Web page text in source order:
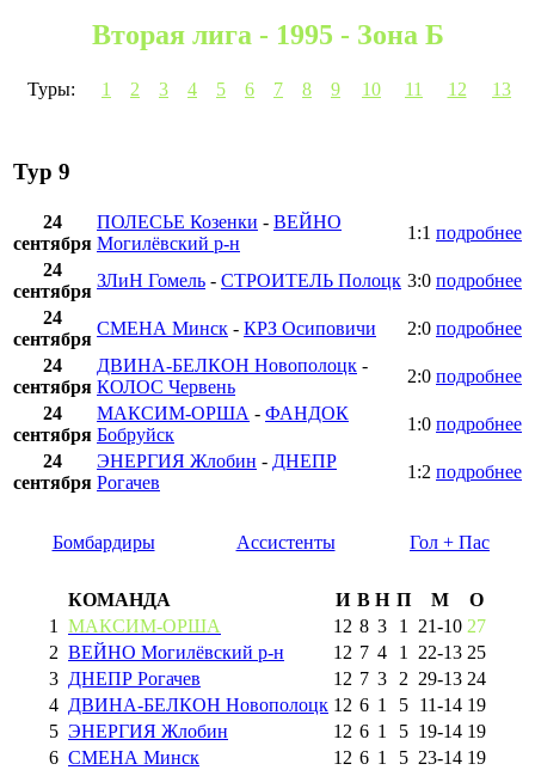
Вторая лига - 1995 - Зона Б
Туры: 1 2 3 4 5 6 7 8 9 10 11 12 13
Тур 9
24
сентября
ПОЛЕСЬЕ Козенки - ВЕЙНО
Могилёвский р-н
1:1 подробнее
24
сентября
ЗЛиН Гомель - СТРОИТЕЛЬ Полоцк 3:0 подробнее
24
сентября
СМЕНА Минск - КРЗ Осиповичи 2:0 подробнее
24
сентября
ДВИНА-БЕЛКОН Новополоцк -
КОЛОС Червень
2:0 подробнее
24
сентября
МАКСИМ-ОРША - ФАНДОК
Бобруйск
1:0 подробнее
24
сентября
ЭНЕРГИЯ Жлобин - ДНЕПР
Рогачев
1:2 подробнее
Бомбардиры Ассистенты Гол + Пас
КОМАНДА И В Н П М
О
1
МАКСИМ-ОРША 12 8 3 1 21-10 27
2 ВЕЙНО Могилёвский р-н 12 7 4 1 22-13 25
3 ДНЕПР Рогачев 12 7 3 2 29-13 24
4 ДВИНА-БЕЛКОН Новополоцк 12 6 1 5 11-14 19
5 ЭНЕРГИЯ Жлобин 12 6 1 5 19-14 19
6 СМЕНА Минск 12 6 1 5 23-14 19